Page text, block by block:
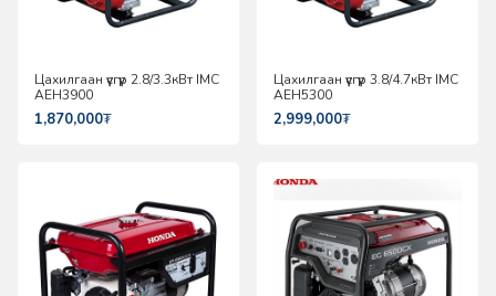
Цахилгаан үүсгүүр 2.8/3.3кВт IMC
AEH3900
1,870,000₮
Цахилгаан үүсгүүр 3.8/4.7кВт IMC
AEH5300
2,999,000₮